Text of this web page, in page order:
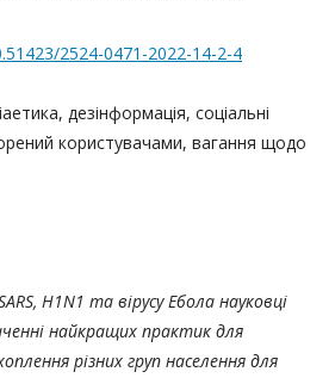
2524-0471-2022-14-2-4
дезінформація, соціальні
користувачами, вагання щодо
H1N1 та вірусу Ебола науковці
найкращих практик для
різних груп населення для